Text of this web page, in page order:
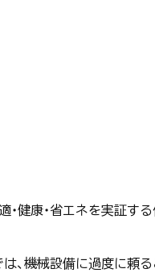
・健康・省エネを実証す
、機械設備に過度に頼